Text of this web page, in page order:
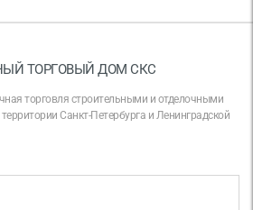
ТОРГОВЫЙ ДОМ СКС
торговля строительными и отделочными
Санкт-Петербурга и Ленинградской